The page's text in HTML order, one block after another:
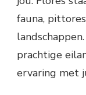
fauna,
prachtige
ervaring met